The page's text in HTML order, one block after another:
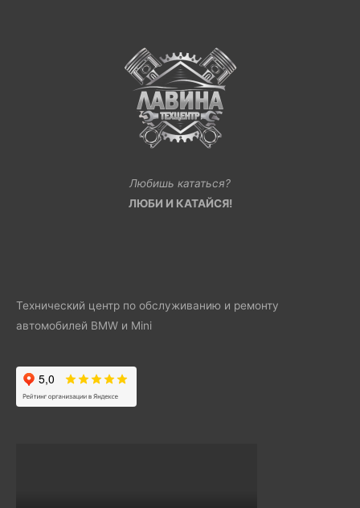
Любишь кататься?
ЛЮБИ И КАТАЙСЯ!
Технический центр по обслуживанию и ремонту
автомобилей BMW и Mini